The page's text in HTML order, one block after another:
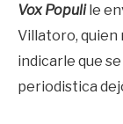
Vox Populile
Villatoro, quien
indicarle que
periodistica